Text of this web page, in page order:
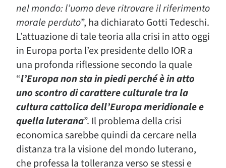
nel mondo: l’uomo deve ritrovare il riferimento
morale perduto”, ha dichiarato Gotti Tedeschi.
L’attuazione di tale teoria alla crisi in atto oggi
in Europa porta l’ex presidente dello IOR a
una profonda riflessione secondo la quale
“l’Europa non sta in piedi perché è in atto
uno scontro di carattere culturale tra la
cultura cattolica dell’Europa meridionale e
quella luterana”. Il problema della crisi
economica sarebbe quindi da cercare nella
distanza tra la visione del mondo luterano,
che professa la tolleranza verso se stessi e